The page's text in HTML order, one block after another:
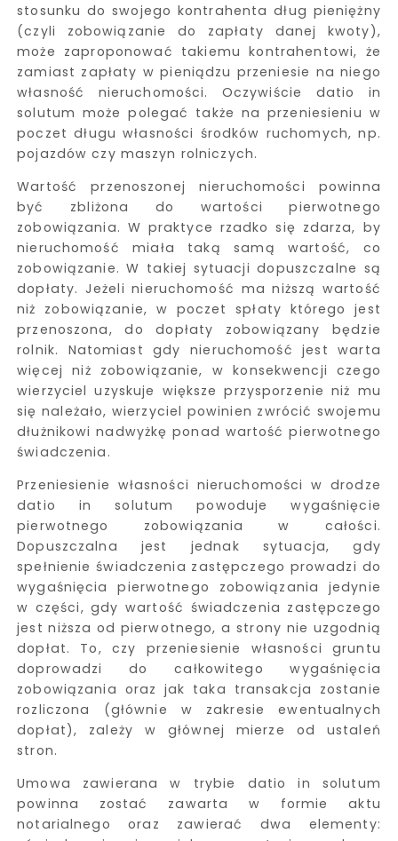
stosunku do swojego kontrahenta dług pieniężny
(czyli zobowiązanie do zapłaty danej kwoty),
może zaproponować takiemu kontrahentowi, że
zamiast zapłaty w pieniądzu przeniesie na niego
własność nieruchomości. Oczywiście datio in
solutum może polegać także na przeniesieniu w
poczet długu własności środków ruchomych, np.
pojazdów czy maszyn rolniczych.
Wartość przenoszonej nieruchomości powinna
być zbliżona do wartości pierwotnego
zobowiązania. W praktyce rzadko się zdarza, by
nieruchomość miała taką samą wartość, co
zobowiązanie. W takiej sytuacji dopuszczalne są
dopłaty. Jeżeli nieruchomość ma niższą wartość
niż zobowiązanie, w poczet spłaty którego jest
przenoszona, do dopłaty zobowiązany będzie
rolnik. Natomiast gdy nieruchomość jest warta
więcej niż zobowiązanie, w konsekwencji czego
wierzyciel uzyskuje większe przysporzenie niż mu
się należało, wierzyciel powinien zwrócić swojemu
dłużnikowi nadwyżkę ponad wartość pierwotnego
świadczenia.
Przeniesienie własności nieruchomości w drodze
datio in solutum powoduje wygaśnięcie
pierwotnego zobowiązania w całości.
Dopuszczalna jest jednak sytuacja, gdy
spełnienie świadczenia zastępczego prowadzi do
wygaśnięcia pierwotnego zobowiązania jedynie
w części, gdy wartość świadczenia zastępczego
jest niższa od pierwotnego, a strony nie uzgodnią
dopłat. To, czy przeniesienie własności gruntu
doprowadzi do całkowitego wygaśnięcia
zobowiązania oraz jak taka transakcja zostanie
rozliczona (głównie w zakresie ewentualnych
dopłat), zależy w głównej mierze od ustaleń
stron.
Umowa zawierana w trybie datio in solutum
powinna zostać zawarta w formie aktu
notarialnego oraz zawierać dwa elementy: